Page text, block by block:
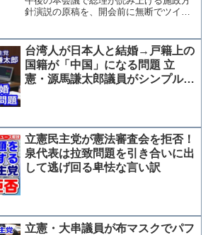
針演説の原稿を、開会前に無断でツイッ
も甚だしい」と批判の声が上がってい
る。どういうことだ？国会軽...
台湾人が日本人と結婚→戸籍上の
国籍が「中国」になる問題 立
憲・源馬謙太郎議員がシンプルな
立憲民主党が憲法審査会を拒否！
泉代表は拉致問題を引き合いに出
して逃げ回る卑怯な言い訳
立憲・大串議員が布マスクでパフ